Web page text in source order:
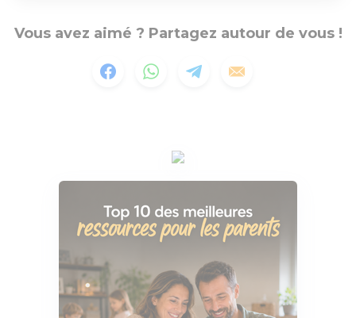
Vous avez aimé ? Partagez autour de vous !